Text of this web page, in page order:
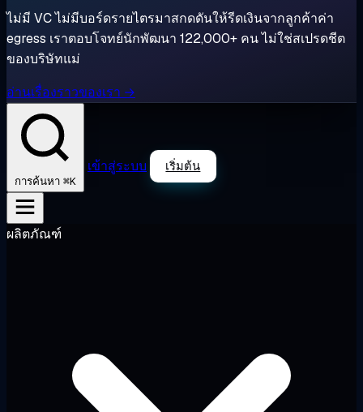
ไม่มี VC ไม่มีบอร์ดรายไตรมาสกดดันให้รีดเงินจากลูกค้าค่า
egress เราตอบโจทย์นักพัฒนา 122,000+ คน ไม่ใช่สเปรดชีต
ของบริษัทแม่
อ่านเรื่องราวของเรา →
การค้นหา ⌘K
เข้าสู่ระบบ เริ่มต้น
ผลิตภัณฑ์